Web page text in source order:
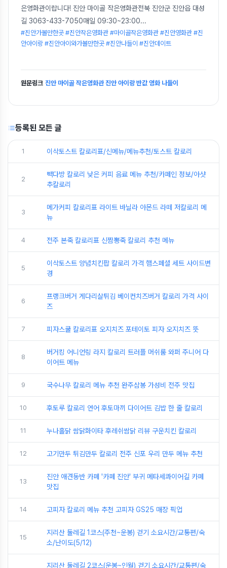
은영화관이랍니다! 진안 마이골 작은영화관전북 진안군 진안읍 대성
길 3063-433-7050매일 09:30~23:00...
#진안가볼만한곳 #진안작은영화관 #마이골작은영화관 #진안영화관 #진
안아이랑 #진안아이와가볼만한곳 #진안나들이 #진안데이트
원문링크 진안 마이골 작은영화관 진안 아이랑 반값 영화 나들이
등록된 모든 글
1 이삭토스트 칼로리표/신메뉴/메뉴추천/토스트 칼로리
2
빽다방 칼로리 낮은 커피 음료 메뉴 추천/카페인 정보/아샷
추칼로리
3
메가커피 칼로리표 라이트 바닐라 아몬드 라떼 저칼로리 메
뉴
4 전주 본죽 칼로리표 신짬뽕죽 칼로리 추천 메뉴
5
이삭토스트 양념치킨팝 칼로리 가격 햄스페셜 세트 사이드변
경
6
프랭크버거 게다리살튀김 베이컨치즈버거 칼로리 가격 사이
즈
7 피자스쿨 칼로리표 오지치즈 포테이토 피자 오지치즈 뜻
8
버거킹 어니언링 라지 칼로리 트러플 머쉬룸 와퍼 주니어 다
이어트 메뉴
9 국수나무 칼로리 메뉴 추천 완주삼봉 가성비 전주 맛집
10 후토루 칼로리 연어 후토마끼 다이어트 김밥 한 줄 칼로리
11 누나홀닭 쌈닭화이타 후레쉬쌈닭 리뷰 구운치킨 칼로리
12 고기만두 튀김만두 칼로리 전주 신포 우리 만두 메뉴 추천
13
진안 애견동반 카페 '카페 진안' 부귀 메타세콰이어길 카페
맛집
14 고피자 칼로리 메뉴 추천 고피자 GS25 매장 픽업
15
지리산 둘레길 1코스(주천~운봉) 걷기 소요시간/교통편/숙
소/난이도(5/12)
지리산 둘레길 2코스(운봉~인월) 걷기 소요시간/교통편/숙